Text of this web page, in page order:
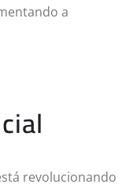
a
revolucionando